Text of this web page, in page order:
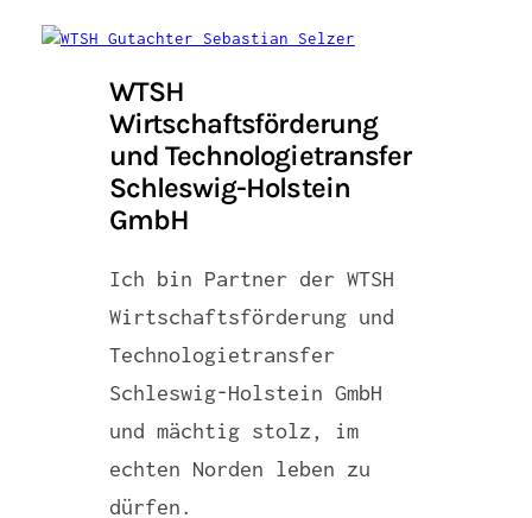
WTSH
Wirtschaftsförderung
und Technologietransfer
Schleswig-Holstein
GmbH
Ich bin Partner der WTSH
Wirtschaftsförderung und
Technologietransfer
Schleswig-Holstein GmbH
und mächtig stolz, im
echten Norden leben zu
dürfen.